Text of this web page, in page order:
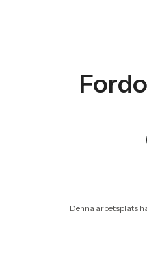
Denna arbetsplats